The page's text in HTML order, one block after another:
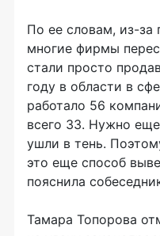
По ее словам, из-за
многие фирмы
стали просто
году в области в
работало 56
всего 33. Нужно
ушли в тень.
это еще способ
пояснила
Тамара Топорова